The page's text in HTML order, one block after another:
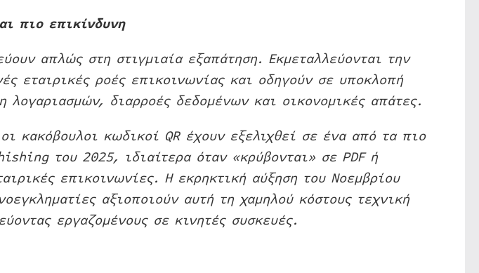
πιο επικίνδυνη
απλώς στη στιγμιαία εξαπάτηση. Εκμεταλλεύονται την
εταιρικές ροές επικοινωνίας και οδηγούν σε υποκλοπή
λογαριασμών, διαρροές δεδομένων και οικονομικές απάτες.
κακόβουλοι κωδικοί QR έχουν εξελιχθεί σε ένα από τα πιο
του 2025, ιδιαίτερα όταν «κρύβονται» σε PDF ή
επικοινωνίες. Η εκρηκτική αύξηση του Νοεμβρίου
αξιοποιούν αυτή τη χαμηλού κόστους τεχνική
εργαζομένους σε κινητές συσκευές.